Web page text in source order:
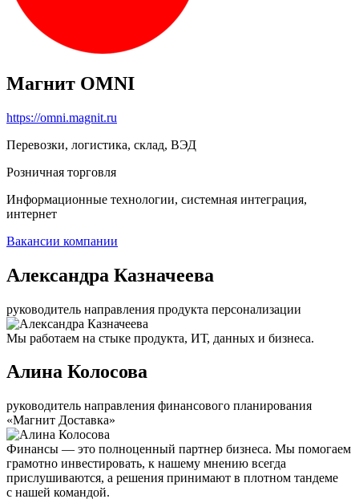
Магнит OMNI
https://omni.magnit.ru
Перевозки, логистика, склад, ВЭД
Розничная торговля
Информационные технологии, системная интеграция,
интернет
Вакансии компании
Александра Казначеева
руководитель направления продукта персонализации
Мы работаем на стыке продукта, ИТ, данных и бизнеса.
Алина Колосова
руководитель направления финансового планирования
«Магнит Доставка»
Финансы — это полноценный партнер бизнеса. Мы помогаем
грамотно инвестировать, к нашему мнению всегда
прислушиваются, а решения принимают в плотном тандеме
с нашей командой.